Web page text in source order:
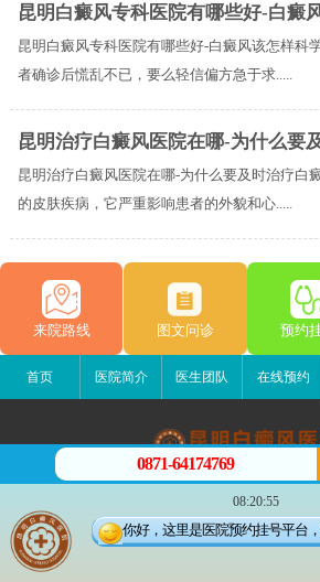
昆明白癜风专科医院有哪些好-白癜
昆明白癜风专科医院有哪些好-白癜风该怎样科
者确诊后慌乱不已，要么轻信偏方急于求.....
昆明治疗白癜风医院在哪-为什么要
昆明治疗白癜风医院在哪-为什么要及时治疗白
的皮肤疾病，它严重影响患者的外貌和心.....
来院路线 图文问诊 预约
首页 医院简介 医生团队 在线预约
昆明白癜风医院
昆明市五华区护国路2号
版权所有：昆明白癜风医
0871-64174769
08:20:55
你好，这里是医院预约挂号平台